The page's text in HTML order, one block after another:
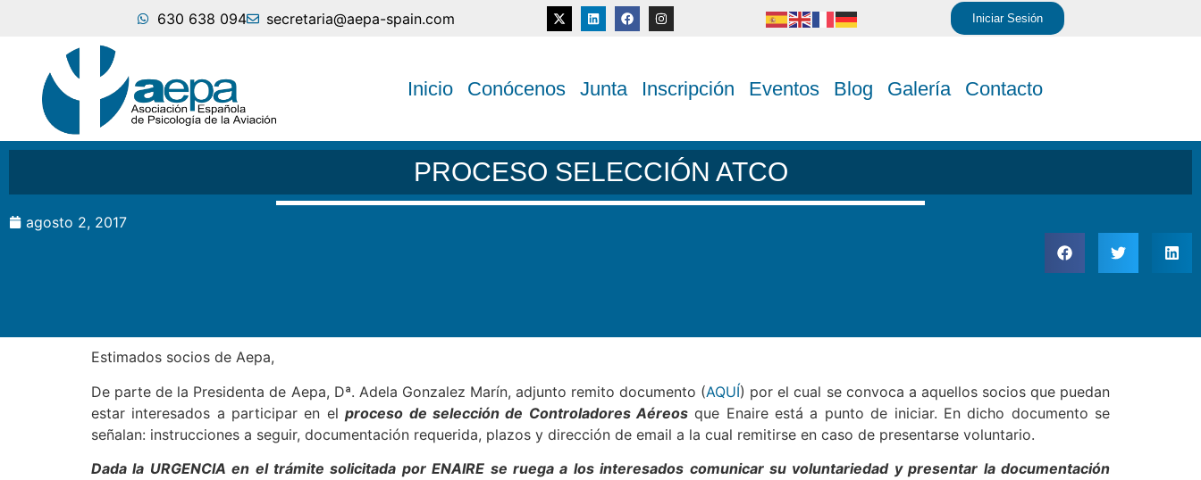
Iniciar Sesión
630 638 094 secretaria@aepa-spain.com
Inicio Conócenos Junta Inscripción Eventos Blog Galería Contacto
PROCESO SELECCIÓN ATCO
agosto 2, 2017
Estimados socios de Aepa,
De parte de la Presidenta de Aepa, Dª. Adela Gonzalez Marín, adjunto remito documento (AQUÍ) por el cual se convoca a aquellos socios que puedan
estar interesados a participar en elproceso de selección de Controladores Aéreos que Enaire está a punto de iniciar. En dicho documento se
señalan: instrucciones a seguir, documentación requerida, plazos y dirección de email a la cual remitirse en caso de presentarse voluntario.
Dada la URGENCIA en el trámite solicitada por ENAIRE se ruega a los interesados comunicar su voluntariedad y presentar la documentación